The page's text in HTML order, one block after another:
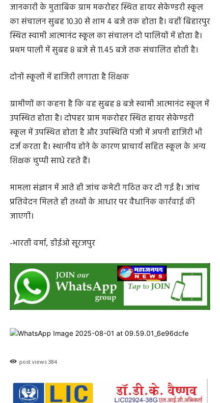
जानकारी के मुताबिक ग्राम मकरोहर स्थित हायर सेकेण्डरी स्कूल
का संचालन सुबह 10.30 से शाम 4 बजे तक होता है। वहीं बिहारपुर
स्थित स्वामी आत्मानंद स्कूल का संचालन दो पालियों में होता है।
प्रथम पाली में सुबह 8 बजे से 11.45 बजे तक संचालित होती है।
दोनों स्कूलों में हाजिरी लगाता है शिक्षक
ग्रामीणों का कहना है कि वह सुबह 8 बजे स्वामी आत्मानंद स्कूल में
उपस्थित होता है। दोपहर ग्राम मकरोहर स्थित हायर सेकेण्डरी
स्कूल में उपस्थित होता है और उपस्थिति पंजी में अपनी हाजिरी भी
दर्ज करता है। स्थानीय होने के कारण प्राचार्य सहित स्कूल के अन्य
शिक्षक चुप्पी साधे रहते हैं।
मामला संज्ञान में आते ही जांच कमेटी गठित कर दी गई है। जांच
प्रतिवेदन मिलते ही तथ्यों के आधार पर वैधानिक कार्रवाई की
जाएगी।
-भारती वर्मा, डीईओ सूरजपुर
post views 384